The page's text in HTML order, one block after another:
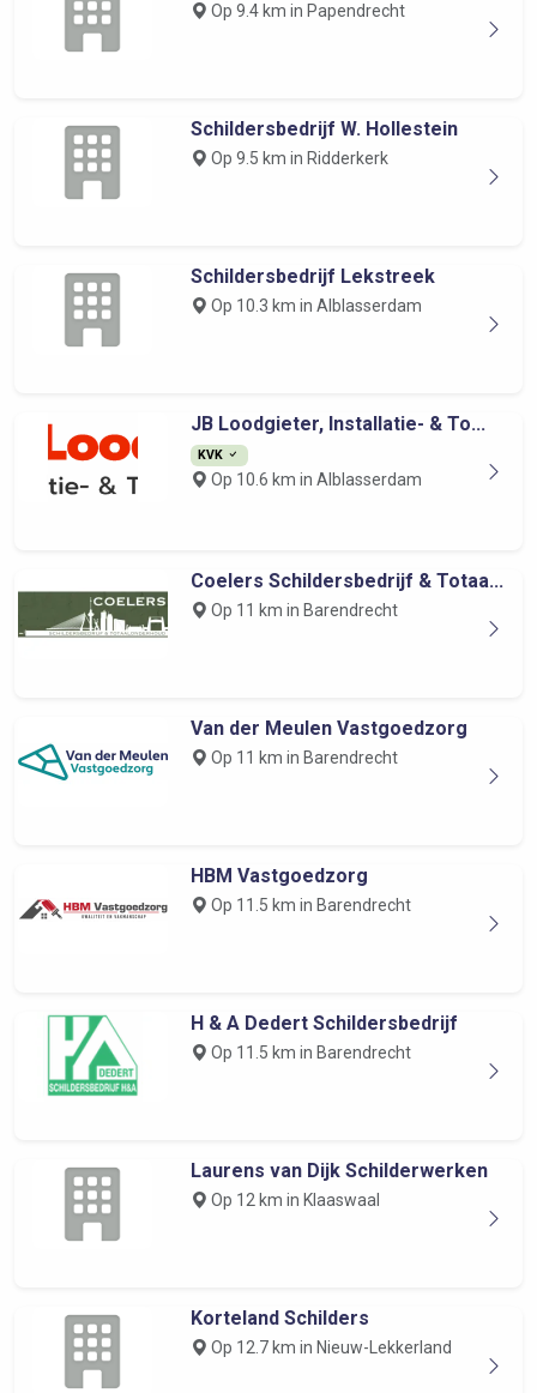
Op 9.4 km in Papendrecht
Schildersbedrijf W. Hollestein
Op 9.5 km in Ridderkerk
Schildersbedrijf Lekstreek
Op 10.3 km in Alblasserdam
JB Loodgieter, Installatie- & To...
KVK
Op 10.6 km in Alblasserdam
Coelers Schildersbedrijf & Totaa...
Op 11 km in Barendrecht
Van der Meulen Vastgoedzorg
Op 11 km in Barendrecht
HBM Vastgoedzorg
Op 11.5 km in Barendrecht
H & A Dedert Schildersbedrijf
Op 11.5 km in Barendrecht
Laurens van Dijk Schilderwerken
Op 12 km in Klaaswaal
Korteland Schilders
Op 12.7 km in Nieuw-Lekkerland